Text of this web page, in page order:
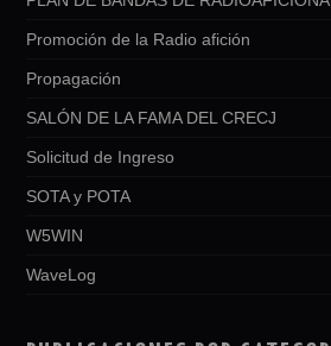
Promoción de la Radio afición
Propagación
SALÓN DE LA FAMA DEL CRECJ
Solicitud de Ingreso
SOTA y POTA
W5WIN
WaveLog